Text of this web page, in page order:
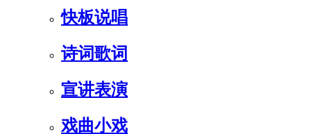
快板说唱
诗词歌词
宣讲表演
戏曲小戏